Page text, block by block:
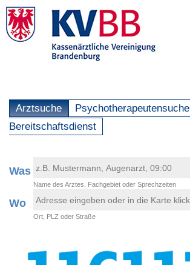
Arztsuche Psychotherapeutensuche
Bereitschaftsdienst
Was
Name des Arztes, Fachgebiet oder Sprechzeiten
Wo
Ort, PLZ oder Straße